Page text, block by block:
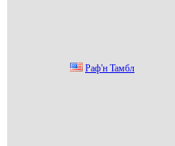
Paф'н Taмбл